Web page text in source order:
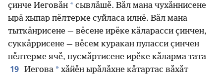
ҫинче Иеговӑн * сывлӑшӗ. Вӑл мана чухӑннисене
ырӑ хыпар пӗлтерме суйласа илнӗ. Вӑл мана
тыткӑнрисене — вӗсене ирӗке кӑларасси ҫинчен,
суккӑррисене — вӗсем куракан пуласси ҫинчен
пӗлтерме ячӗ, пусмӑртисене ирӗке кӑларма тата
19 Иегова * хӑйӗн ырӑлӑхне кӑтартас вӑхӑт